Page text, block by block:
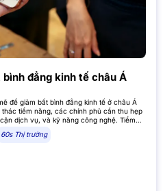
đẳng kinh tế châu Á
để giảm bất bình đẳng kinh tế ở châu Á
tiềm năng, các chính phủ cần thu hẹp
dịch vụ, và kỹ năng công nghệ. Tiềm
60s Thị trường